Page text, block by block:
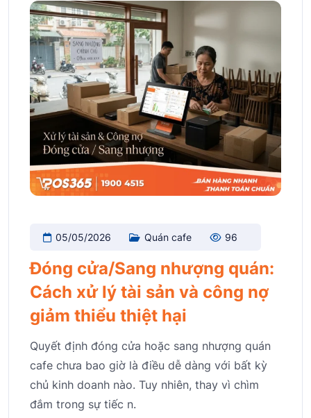
05/05/2026 Quán cafe 96
Đóng cửa/Sang nhượng quán:
Cách xử lý tài sản và công nợ
giảm thiểu thiệt hại
Quyết định đóng cửa hoặc sang nhượng quán
cafe chưa bao giờ là điều dễ dàng với bất kỳ
chủ kinh doanh nào. Tuy nhiên, thay vì chìm
đắm trong sự tiếc n.